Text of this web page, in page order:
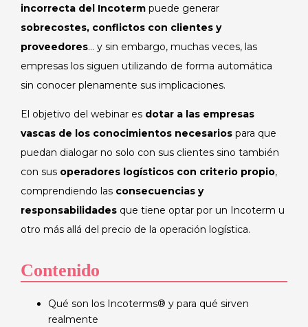
incorrecta del Incoterm puede generar
sobrecostes, conflictos con clientes y
proveedores… y sin embargo, muchas veces, las
empresas los siguen utilizando de forma automática
sin conocer plenamente sus implicaciones.
El objetivo del webinar es dotar a las empresas
vascas de los conocimientos necesarios para que
puedan dialogar no solo con sus clientes sino también
con sus operadores logísticos con criterio propio,
comprendiendo las consecuencias y
responsabilidades que tiene optar por un Incoterm u
otro más allá del precio de la operación logística.
Contenido
Qué son los Incoterms® y para qué sirven
realmente